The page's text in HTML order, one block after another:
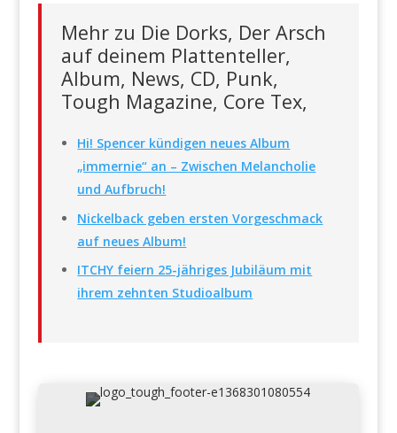
Mehr zu Die Dorks, Der Arsch
auf deinem Plattenteller,
Album, News, CD, Punk,
Tough Magazine, Core Tex,
Hi! Spencer kündigen neues Album
„immernie“ an – Zwischen Melancholie
und Aufbruch!
Nickelback geben ersten Vorgeschmack
auf neues Album!
ITCHY feiern 25-jähriges Jubiläum mit
ihrem zehnten Studioalbum